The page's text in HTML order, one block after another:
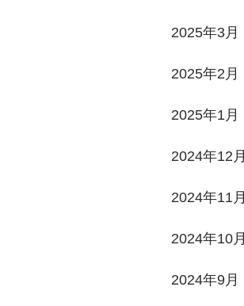
2025年3月
2025年2月
2025年1月
2024年12月
2024年11月
2024年10月
2024年9月